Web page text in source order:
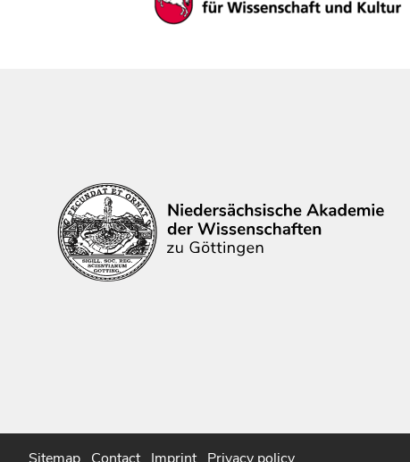
Sitemap Contact Imprint Privacy policy